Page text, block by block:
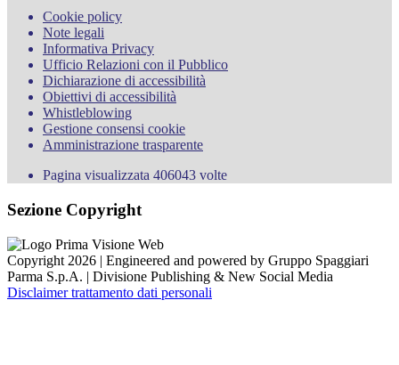
Cookie policy
Note legali
Informativa Privacy
Ufficio Relazioni con il Pubblico
Dichiarazione di accessibilità
Obiettivi di accessibilità
Whistleblowing
Gestione consensi cookie
Amministrazione trasparente
Pagina visualizzata 406043 volte
Sezione Copyright
Copyright 2026 | Engineered and powered by Gruppo Spaggiari
Parma S.p.A. | Divisione Publishing & New Social Media
Disclaimer trattamento dati personali